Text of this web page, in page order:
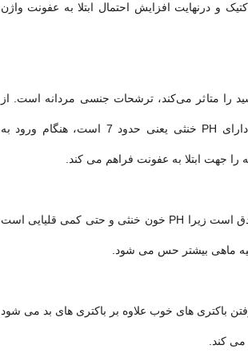
و درنهایت افزایش احتمال ابتلا به عفونت واژن
را متاثر می‌کند، ترشحات جنسی مردانه است. از
آنجایی که ترشحات جنسی مردانه دارای PH خنثی یعنی حدود 7 است، هنگام ورود به
همین مساله هنگام قاعدگی نیز صادق است زیرا PH خون خنثی و حتی کمی قلیایی است
ماهی بیشتر حس می ‌شود.
باکتری ‌های خوب علاوه بر باکتری‌ های بد می ‌شود
کند.